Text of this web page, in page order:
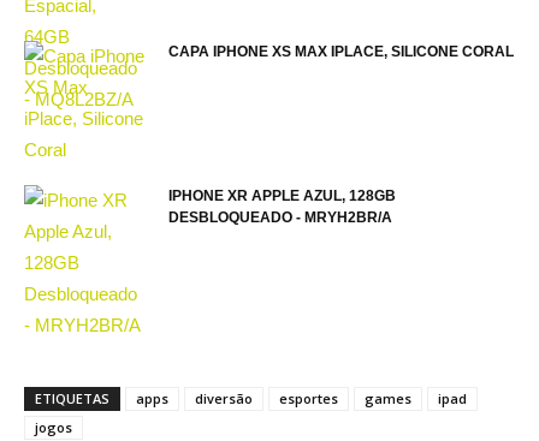
CAPA IPHONE XS MAX IPLACE, SILICONE CORAL
IPHONE XR APPLE AZUL, 128GB
DESBLOQUEADO - MRYH2BR/A
ETIQUETAS apps diversão esportes games
ipad
jogos